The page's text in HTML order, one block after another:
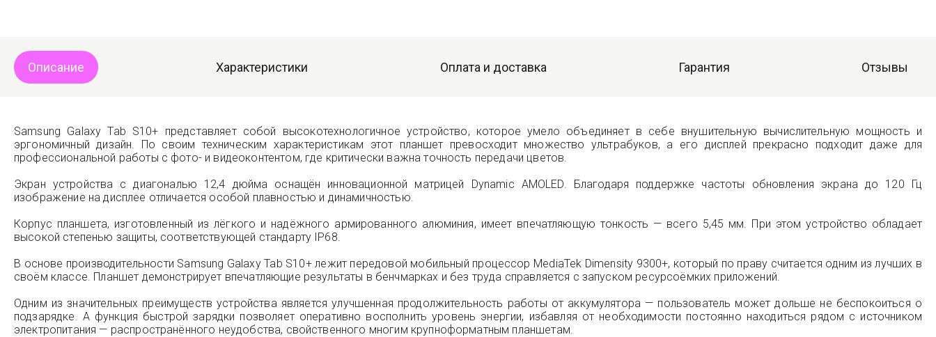
Описание Характеристики Оплата и доставка Гарантия Отзывы
Samsung Galaxy Tab S10+ представляет собой высокотехнологичное устройство, которое умело объединяет в себе внушительную вычислительную мощность и
эргономичный дизайн. По своим техническим характеристикам этот планшет превосходит множество ультрабуков, а его дисплей прекрасно подходит даже для
профессиональной работы с фото- и видеоконтентом, где критически важна точность передачи цветов.
Экран устройства с диагональю 12,4 дюйма оснащён инновационной матрицей Dynamic AMOLED. Благодаря поддержке частоты обновления экрана до 120 Гц
изображение на дисплее отличается особой плавностью и динамичностью.
Корпус планшета, изготовленный из лёгкого и надёжного армированного алюминия, имеет впечатляющую тонкость — всего 5,45 мм. При этом устройство обладает
высокой степенью защиты, соответствующей стандарту IP68.
В основе производительности Samsung Galaxy Tab S10+ лежит передовой мобильный процессор MediaTek Dimensity 9300+, который по праву считается одним из лучших в
своём классе. Планшет демонстрирует впечатляющие результаты в бенчмарках и без труда справляется с запуском ресурсоёмких приложений.
Одним из значительных преимуществ устройства является улучшенная продолжительность работы от аккумулятора — пользователь может дольше не беспокоиться о
подзарядке. А функция быстрой зарядки позволяет оперативно восполнить уровень энергии, избавляя от необходимости постоянно находиться рядом с источником
электропитания — распространённого неудобства, свойственного многим крупноформатным планшетам.